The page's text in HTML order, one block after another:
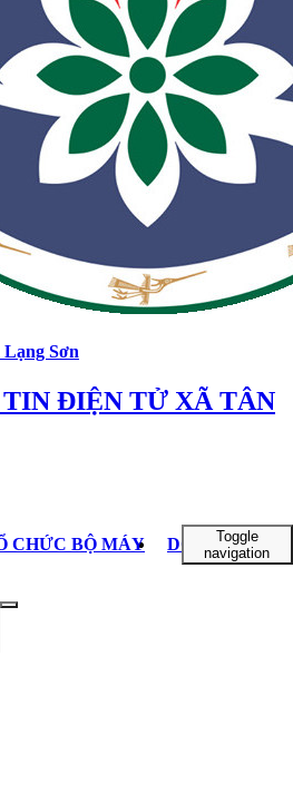
Sơn
ĐIỆN TỬ XÃ TÂN
CHỨC BỘ MÁY DOANHToggle
navigation